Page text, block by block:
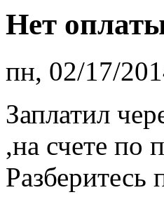
Нет
пн, 02/17/
Заплатил
,на счете по
Разберитесь